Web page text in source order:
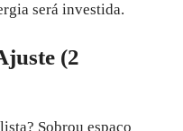
será investida.
(2
Sobrou espaço